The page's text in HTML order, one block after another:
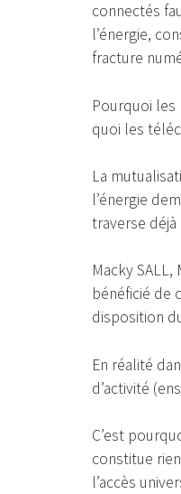
connectés
l’énergie,
fracture
Pourquoi les
quoi les
La
l’énergie
traverse
Macky SALL,
bénéficié de
disposition
En réalité
d’activité
C’est
constitue
l’accès